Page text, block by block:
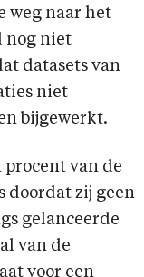
weg naar het
nog niet
datasets van
niet
bijgewerkt.
van de
doordat zij geen
gelanceerde
van de
voor een